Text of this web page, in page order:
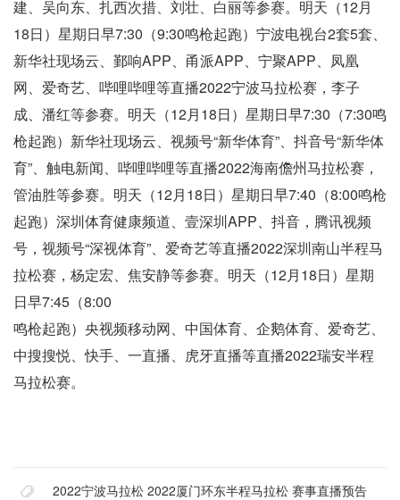
建、吴向东、扎西次措、刘壮、白丽等参赛。明天（12月
18日）星期日早7:30（9:30鸣枪起跑）宁波电视台2套5套、
新华社现场云、鄞响APP、甬派APP、宁聚APP、凤凰
网、爱奇艺、哔哩哔哩等直播2022宁波马拉松赛，李子
成、潘红等参赛。明天（12月18日）星期日早7:30（7:30鸣
枪起跑）新华社现场云、视频号“新华体育”、抖音号“新华体
育”、触电新闻、哔哩哔哩等直播2022海南儋州马拉松赛，
管油胜等参赛。明天（12月18日）星期日早7:40（8:00鸣枪
起跑）深圳体育健康频道、壹深圳APP、抖音，腾讯视频
号，视频号“深视体育”、爱奇艺等直播2022深圳南山半程马
拉松赛，杨定宏、焦安静等参赛。明天（12月18日）星期
日早7:45（8:00
鸣枪起跑）央视频移动网、中国体育、企鹅体育、爱奇艺、
中搜搜悦、快手、一直播、虎牙直播等直播2022瑞安半程
马拉松赛。
2022宁波马拉松 2022厦门环东半程马拉松 赛事直播预告